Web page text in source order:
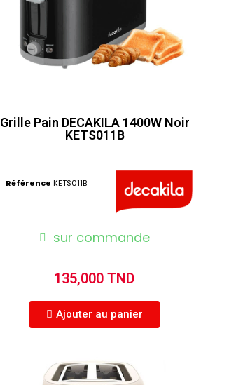
Grille Pain DECAKILA 1400W Noir
KETS011B
Référence KETS011B
sur commande
135,000 TND
Ajouter au panier